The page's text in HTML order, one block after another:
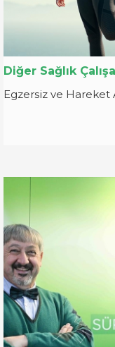
Diğer Sağlık
Egzersiz ve Hareket